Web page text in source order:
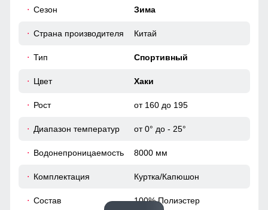
вещей. Высокий воротник и регулируемые манжеты
ежедневного использования.
Сезон Зима
Страна производителя Китай
Тип Спортивный
Цвет Хаки
Рост от 160 до 195
Диапазон температур от 0° до - 25°
Водонепроницаемость 8000 мм
Комплектация Куртка/Капюшон
Состав 100% Полиэстер